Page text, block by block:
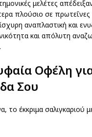
μελέτες
πλούσιο σε
αναπλαστική και
και απόλυτη
Οφέλη
Σου
το έκκριμα